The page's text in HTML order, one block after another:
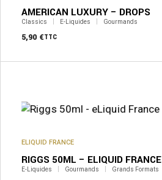
AMERICAN LUXURY – DROPS
Classics E-Liquides Gourmands
5,90 €TTC
choisies
page
produit
ELIQUID FRANCE
RIGGS 50ML – ELIQUID FRANCE
E-Liquides Gourmands Grands Formats